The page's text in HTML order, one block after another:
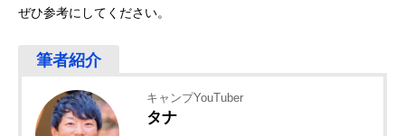
ぜひ参考にしてください。
キャンプYouTuber
タナ